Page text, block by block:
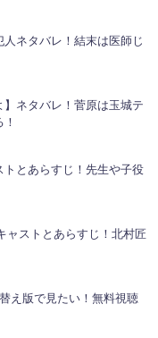
人ネタバレ！結末は医師じ
】ネタバレ！菅原は玉城テ
トとあらすじ！先生や子役
ャストとあらすじ！北村匠
え版で見たい！無料視聴